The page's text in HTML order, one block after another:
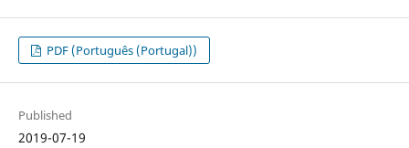
PDF (Português (Portugal))
Published
2019-07-19